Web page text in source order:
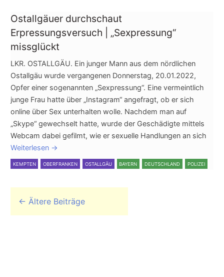
Ostallgäuer durchschaut
Erpressungsversuch | „Sexpressung“
missglückt
LKR. OSTALLGÄU. Ein junger Mann aus dem nördlichen
Ostallgäu wurde vergangenen Donnerstag, 20.01.2022,
Opfer einer sogenannten „Sexpressung“. Eine vermeintlich
junge Frau hatte über „Instagram“ angefragt, ob er sich
online über Sex unterhalten wolle. Nachdem man auf
„Skype“ gewechselt hatte, wurde der Geschädigte mittels
Webcam dabei gefilmt, wie er sexuelle Handlungen an sich
Weiterlesen →
KEMPTEN OBERFRANKEN OSTALLGÄU BAYERN DEUTSCHLAND POLIZEI
Beitrags-Navigation
← Ältere Beiträge